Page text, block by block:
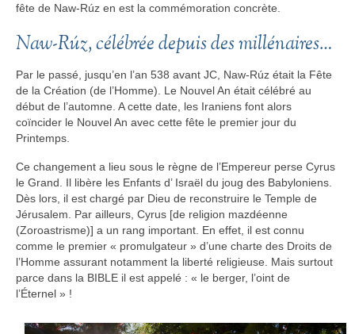
fête de Naw-Rúz en est la commémoration concrète.
Naw-Rúz, célébrée depuis des millénaires…
Par le passé, jusqu’en l’an 538 avant JC, Naw-Rúz était la Fête
de la Création (de l’Homme). Le Nouvel An était célébré au
début de l’automne. A cette date, les Iraniens font alors
coïncider le Nouvel An avec cette fête le premier jour du
Printemps.
Ce changement a lieu sous le règne de l’Empereur perse Cyrus
le Grand. Il libère les Enfants d’ Israël du joug des Babyloniens.
Dès lors, il est chargé par Dieu de reconstruire le Temple de
Jérusalem. Par ailleurs, Cyrus [de religion mazdéenne
(Zoroastrisme)] a un rang important. En effet, il est connu
comme le premier « promulgateur » d’une charte des Droits de
l’Homme assurant notamment la liberté religieuse. Mais surtout
parce dans la BIBLE il est appelé : « le berger, l’oint de
l’Éternel » !